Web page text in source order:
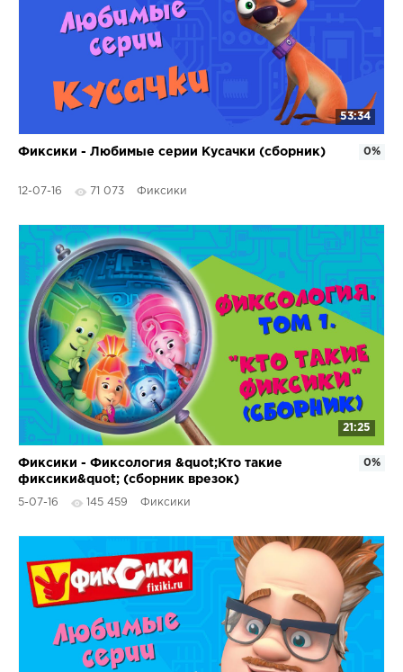
53:34
Фиксики - Любимые серии Кусачки (сборник)
12-07-16 71 073 Фиксики
0%
21:25
Фиксики - Фиксология &quot;Кто такие
фиксики&quot; (сборник врезок)
5-07-16 145 459 Фиксики
0%